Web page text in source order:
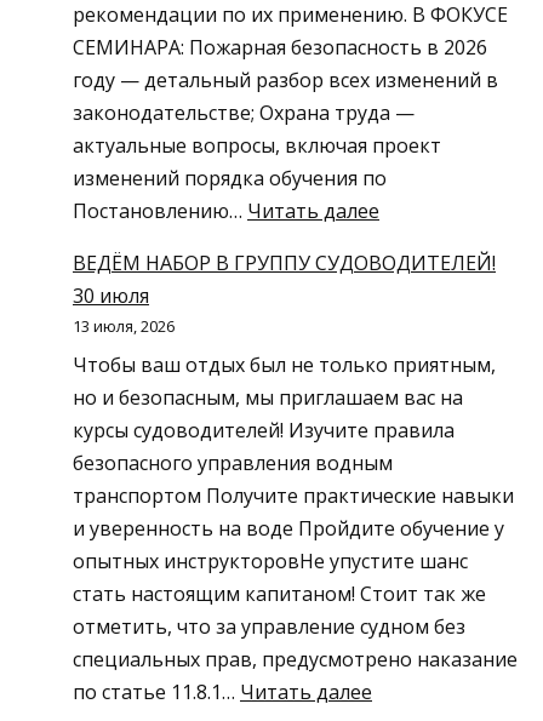
и
установок
рекомендации по их применению. В ФОКУСЕ
СЕМИНАРА: Пожарная безопасность в 2026
году — детальный разбор всех изменений в
законодательстве; Охрана труда —
актуальные вопросы, включая проект
изменений порядка обучения по
Постановлению… Читать далее
вас
в
расширенном
семинаре
по
вопросам
изменений
в
пожарной
безопасности
и
ВЕДЁМ НАБОР В ГРУППУ СУДОВОДИТЕЛЕЙ!
30 июля
13 июля, 2026
Чтобы ваш отдых был не только приятным,
но и безопасным, мы приглашаем вас на
курсы судоводителей! Изучите правила
безопасного управления водным
транспортом Получите практические навыки
и уверенность на воде Пройдите обучение у
опытных инструкторовНе упустите шанс
стать настоящим капитаном! Стоит так же
отметить, что за управление судном без
специальных прав, предусмотрено наказание
по статье 11.8.1… Читать далее